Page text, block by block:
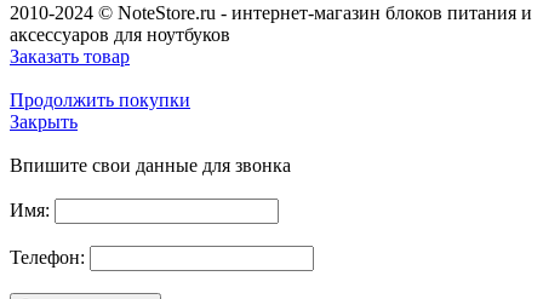
2010-2024 © NoteStore.ru - интернет-магазин блоков питания и
аксессуаров для ноутбуков
Заказать товар
Продолжить покупки
Закрыть
Впишите свои данные для звонка
Имя:
Телефон: